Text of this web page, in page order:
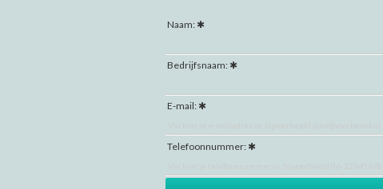
Naam:
Bedrijfsnaam:
E-mail:
Telefoonnummer: